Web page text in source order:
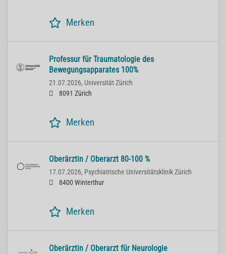
Merken
Professur für Traumatologie des
Bewegungsapparates 100%
21.07.2026, Universität Zürich
8091 Zürich
Merken
Oberärztin / Oberarzt 80-100 %
17.07.2026, Psychiatrische Universitätsklinik Zürich
8400 Winterthur
Merken
Oberärztin / Oberarzt für Neurologie